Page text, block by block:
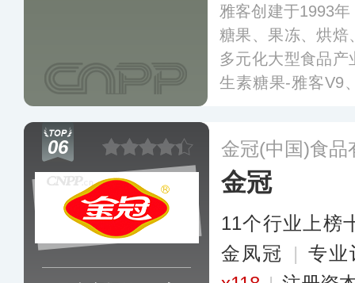
雅客创建于1993
糖果、果冻、烘焙
多元化大型食品
生素糖果-雅客V9
06 金冠(中国)食品
金冠
11个行业上榜
金凤冠
| 专